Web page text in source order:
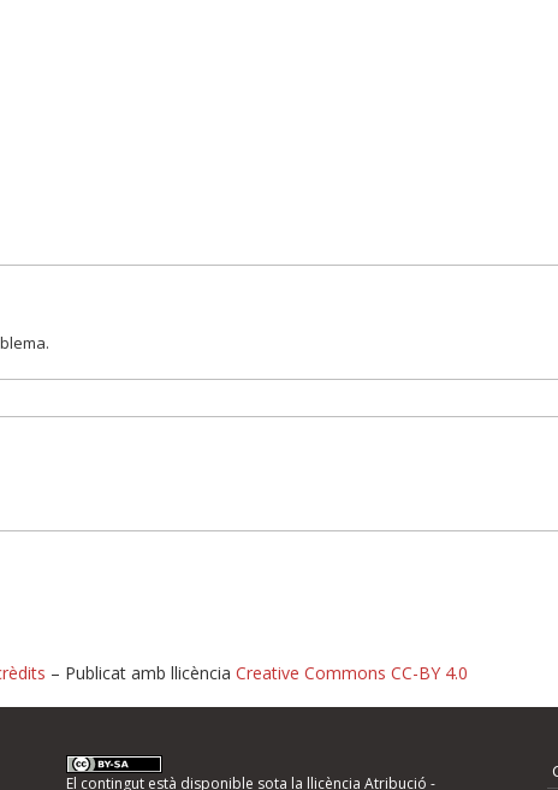
informeu d'errors
– Publicat amb llicència Creative Commons CC-BY 4.0
El contingut està disponible sota la llicència Atribució -